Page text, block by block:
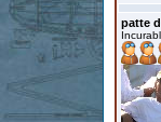
patte